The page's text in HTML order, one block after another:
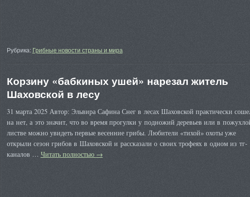
Рубрика: Грибные новости страны и мира
Корзину «бабкиных ушей» нарезал житель
Шаховской в лесу
31 марта 2025 Автор: Эльвира Сафина Снег в лесах Шаховской практически
на нет, а это значит, что во время прогулки у подножий деревьев или в
листве можно увидеть первые весенние грибы. Любители «тихой» охоты уже
открыли сезон грибов в Шаховской и рассказали о своих трофеях в одном из тг-
каналов … Читать полностью →